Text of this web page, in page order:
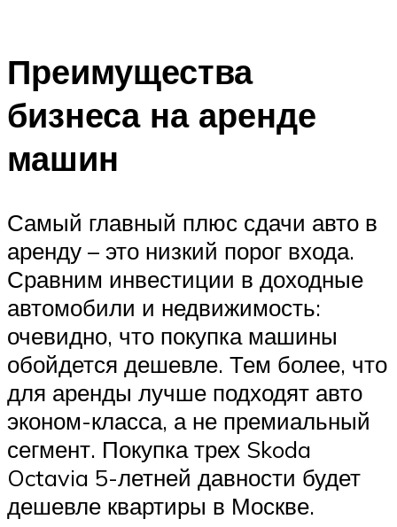
Преимущества
бизнеса на аренде
машин
Самый главный плюс сдачи авто в
аренду – это низкий порог входа.
Сравним инвестиции в доходные
автомобили и недвижимость:
очевидно, что покупка машины
обойдется дешевле. Тем более, что
для аренды лучше подходят авто
эконом-класса, а не премиальный
сегмент. Покупка трех Skoda
Octavia 5-летней давности будет
дешевле квартиры в Москве.